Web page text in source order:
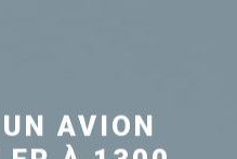
AVION